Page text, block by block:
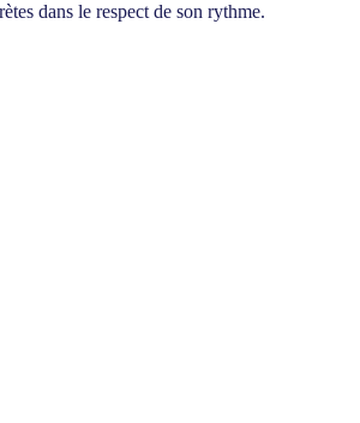
dans le respect de son rythme.